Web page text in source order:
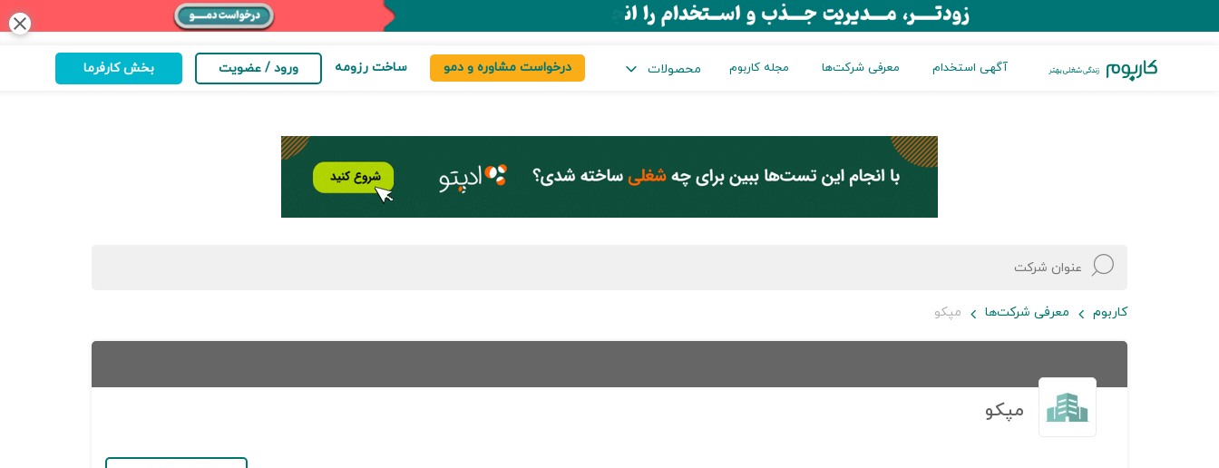
close
آگهی استخدام معرفی شرکت‌ها مجله کاربوم محصولات درخواست مشاوره و دمو ساخت رزومه ورود / عضویت بخش کارفرما
کاربوم معرفی شرکت‌ها مپکو
مپکو